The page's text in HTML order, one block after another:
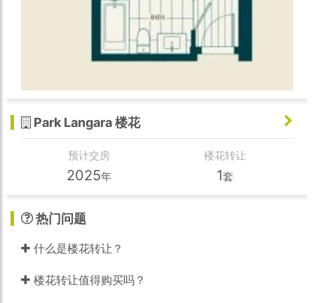
Park Langara 楼花
预计交房
2025年
楼花转让
1套
热门问题
什么是楼花转让？
楼花转让值得购买吗？